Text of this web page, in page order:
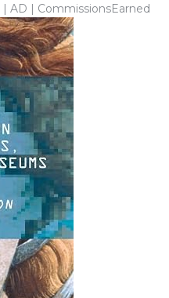
| AD | CommissionsEarned